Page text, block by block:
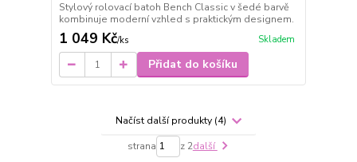
Stylový rolovací batoh Bench Classic v šedé barvě
kombinuje moderní vzhled s praktickým designem.
1 049 Kč/ks Skladem
Přidat do košíku
Načíst další produkty (4)
strana z 2další